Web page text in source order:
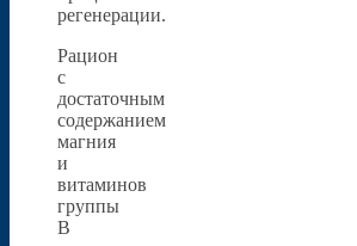
регенерации.
Рацион
с
достаточным
содержанием
магния
и
витаминов
группы
В